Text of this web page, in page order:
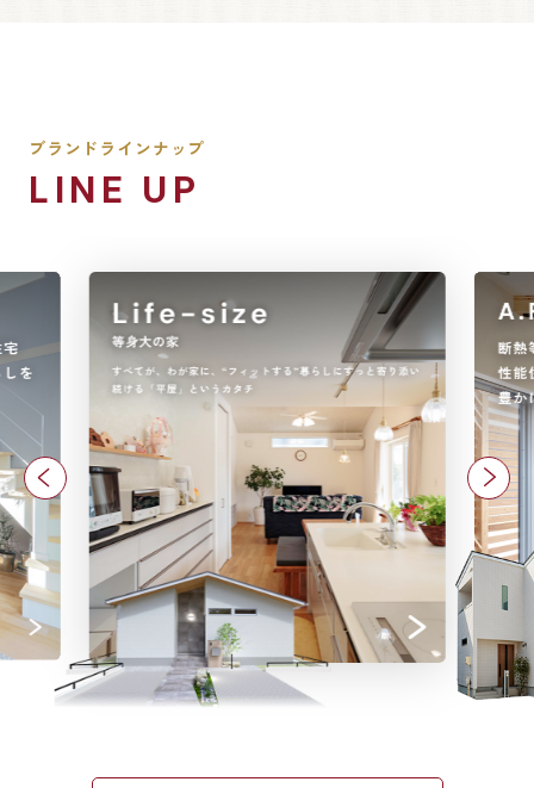
ブランドラインナップ
LINE UP